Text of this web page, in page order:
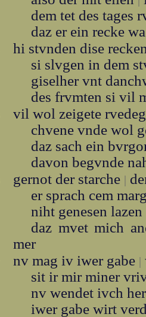
dem tet des tages
daz er ein recke
hi stvnden dise
si slvgen in dem
giselher vnt
des frvmten si vil
vil wol zeigete
chvene vnde wol
daz sach ein
davon begvnde
gernot der starche |
er sprach cem
niht genesen lazen
daz mvet mich
mer
nv mag iv iwer gabe |
sit ir mir miner
nv wendet ivch
iwer gabe wirt